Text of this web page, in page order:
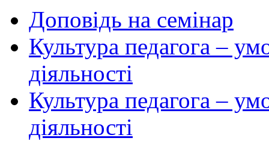
Доповідь на семінар
Культура педагога –
діяльності
Культура педагога –
діяльності